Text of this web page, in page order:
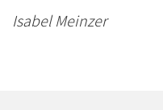
Isabel Meinzer